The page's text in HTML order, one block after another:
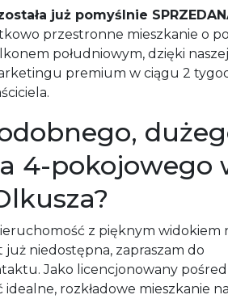
już pomyślnie
przestronne mieszkanie o
południowym, dzięki naszej
premium w ciągu 2
4-pokojowego
z pięknym widokiem
już niedostępna, zapraszam do
Jako licencjonowany
idealne, rozkładowe mieszkanie